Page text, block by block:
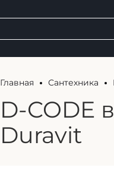
Главная Сантехника
D-CODE
Duravit